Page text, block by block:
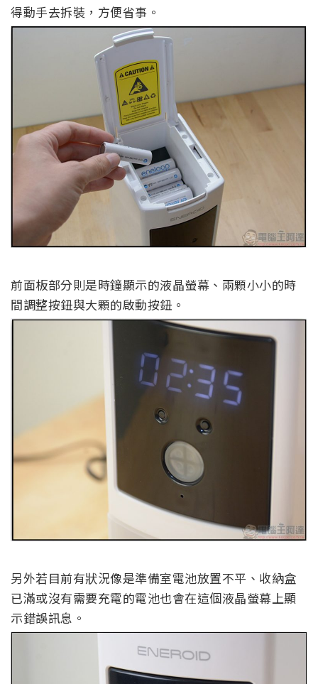
得動手去拆裝，方便省事。
前面板部分則是時鐘顯示的液晶螢幕、兩顆小小的時
間調整按鈕與大顆的啟動按鈕。
另外若目前有狀況像是準備室電池放置不平、收納盒
已滿或沒有需要充電的電池也會在這個液晶螢幕上顯
示錯誤訊息。